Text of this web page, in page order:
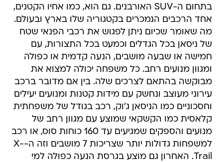
בתחום ה-SUV האורבנים. גם הוא, כמו אחיו הקטנים,
אחד הרכבים הנמכרים בקטגוריה שלו בארץ ובעולם.
מה שאומר שכיום ניתן לפגוש את רכבי הפנאי שטח
של ניסאן בכל הגדלים וכמעט בכל התצורות, עם
חמישה או שבעה מושבים, הנעה קדמית או כפולה
ומגוון מנועים רחב. כל משפחה יכולה למצוא את
מבוקשה בהתאם לצרכים שלה. בין אם מדובר ברכב
עירוני מעוצב ונחשק עם מידות קטנות ומנועים יעילים
וחסכוניים כמו הניסאן ג'וק, רכב בגודל של משפחתית
קלאסית כמו הקשקאי שמוצע עם מגוון רחב של
מנועים והספקים שמגיעים עד 160 כוחות סוס, או רכב
למשפחות גדולות יותר שצריכות 7 מושבים וזה ה-X-
Trail. האחרון גם מוצע בגרסת הנעה כפולה למי